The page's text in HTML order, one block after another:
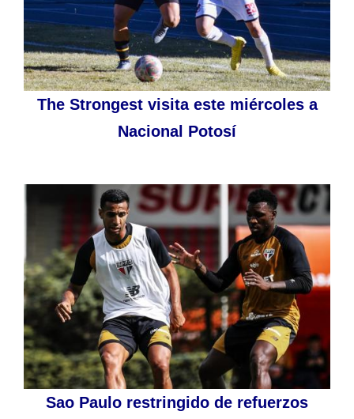
The Strongest visita este miércoles a
Nacional Potosí
Sao Paulo restringido de refuerzos